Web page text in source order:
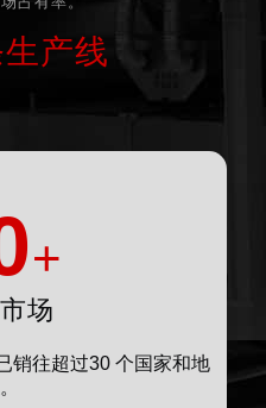
产线
+
场
销往超过30 个国家和地